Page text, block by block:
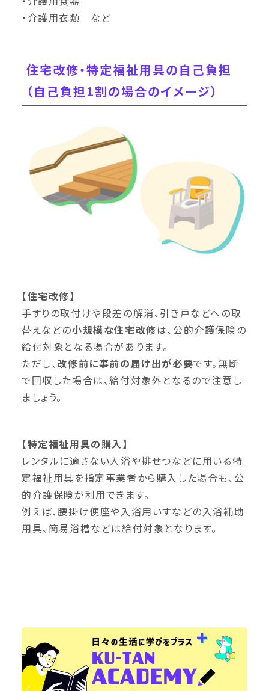
・介護用衣類 など
住宅改修・特定福祉用具の自己負担
（自己負担1割の場合のイメージ）
【住宅改修】
手すりの取付けや段差の解消、引き戸などへの取
替えなどの小規模な住宅改修は、公的介護保険の
給付対象となる場合があります。
ただし、 改修前に事前の届け出が必要です。無断
で回収した場合は、給付対象外となるので注意し
ましょう。
【特定福祉用具の購入】
レンタルに適さない入浴や排せつなどに用いる特
定福祉用具を指定事業者から購入した場合も、公
的介護保険が利用できます。
例えば、腰掛け便座や入浴用いすなどの入浴補助
用具、簡易浴槽などは給付対象となります。